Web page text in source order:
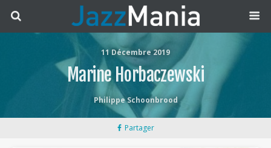
11 Décembre 2019
Marine Horbaczewski
Philippe Schoonbrood
Partager